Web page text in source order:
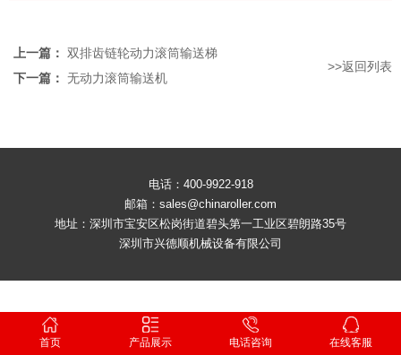
上一篇： 双排齿链轮动力滚筒输送梯
下一篇： 无动力滚筒输送机
>>返回列表
电话：400-9922-918
邮箱：sales@chinaroller.com
地址：深圳市宝安区松岗街道碧头第一工业区碧朗路35号
深圳市兴德顺机械设备有限公司
首页 产品展示 电话咨询 在线客服